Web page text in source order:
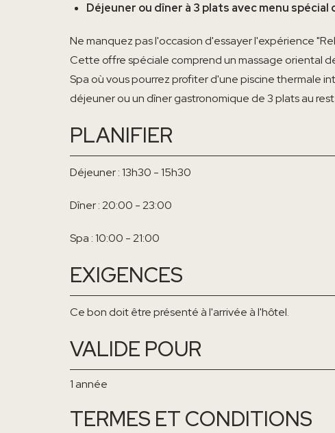
Déjeuner ou dîner à 3 plats avec menu spécial
Ne manquez pas l'occasion d'essayer l'expérience
Cette offre spéciale comprend un massage oriental
Spa où vous pourrez profiter d'une piscine thermale
déjeuner ou un dîner gastronomique de 3 plats au
PLANIFIER
Déjeuner : 13h30 - 15h30
Dîner : 20:00 - 23:00
Spa : 10:00 - 21:00
EXIGENCES
Ce bon doit être présenté à l'arrivée à l'hôtel.
VALIDE POUR
1 année
TERMES ET CONDITIONS